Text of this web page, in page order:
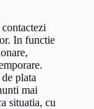
In functie
plata
mai
situatia, cu